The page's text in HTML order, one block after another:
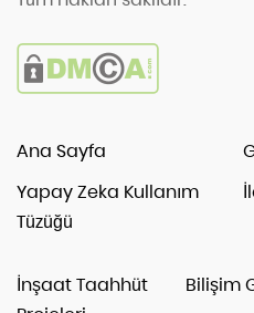
Ana Sayfa
Yapay Zeka Kullanım
Tüzüğü
İnşaat Taahhüt
Bilişim